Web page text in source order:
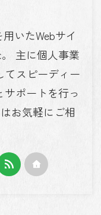
いたWebサイ
主に個人事業
てスピーディー
サポートを行っ
お気軽にご相